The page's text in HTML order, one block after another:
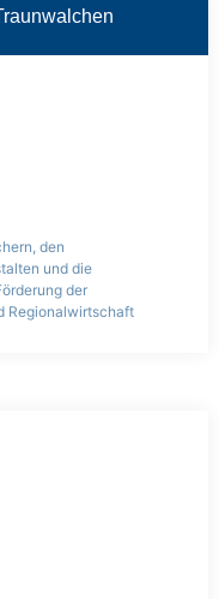
den
und die
der
Regionalwirtschaft